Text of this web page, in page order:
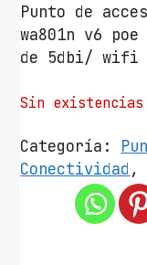
Punto de
wa801n v6
de 5dbi/ wifi
Sin existencias
Categoría:
Conectividad ,